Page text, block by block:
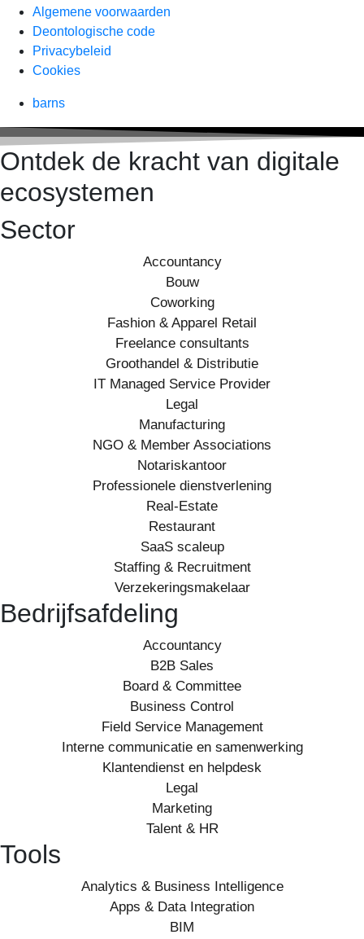
Algemene voorwaarden
Deontologische code
Privacybeleid
Cookies
barns
Ontdek de kracht van digitale
ecosystemen
Sector
Accountancy
Bouw
Coworking
Fashion & Apparel Retail
Freelance consultants
Groothandel & Distributie
IT Managed Service Provider
Legal
Manufacturing
NGO & Member Associations
Notariskantoor
Professionele dienstverlening
Real-Estate
Restaurant
SaaS scaleup
Staffing & Recruitment
Verzekeringsmakelaar
Bedrijfsafdeling
Accountancy
B2B Sales
Board & Committee
Business Control
Field Service Management
Interne communicatie en samenwerking
Klantendienst en helpdesk
Legal
Marketing
Talent & HR
Tools
Analytics & Business Intelligence
Apps & Data Integration
BIM